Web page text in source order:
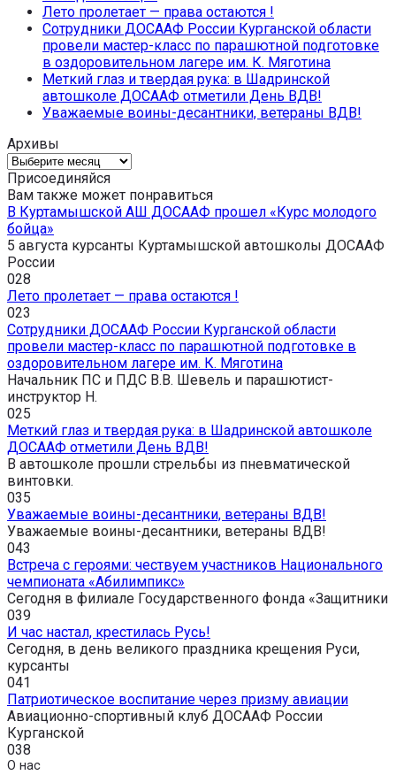
Лето пролетает — права остаются !
Сотрудники ДОСААФ России Курганской области
провели мастер-класс по парашютной подготовке
в оздоровительном лагере им. К. Мяготина
Меткий глаз и твердая рука: в Шадринской
автошколе ДОСААФ отметили День ВДВ!
Уважаемые воины-десантники, ветераны ВДВ!
Архивы
Архивы
Присоединяйся
Вам также может понравиться
В Куртамышской АШ ДОСААФ прошел «Курс молодого
бойца»
5 августа курсанты Куртамышской автошколы ДОСААФ
России
028
Лето пролетает — права остаются !
023
Сотрудники ДОСААФ России Курганской области
провели мастер-класс по парашютной подготовке в
оздоровительном лагере им. К. Мяготина
Начальник ПС и ПДС В.В. Шевель и парашютист-
инструктор Н.
025
Меткий глаз и твердая рука: в Шадринской автошколе
ДОСААФ отметили День ВДВ!
В автошколе прошли стрельбы из пневматической
винтовки.
035
Уважаемые воины-десантники, ветераны ВДВ!
Уважаемые воины-десантники, ветераны ВДВ!
043
Встреча с героями: чествуем участников Национального
чемпионата «Абилимпикс»
Сегодня в филиале Государственного фонда «Защитники
039
И час настал, крестилась Русь!
Сегодня, в день великого праздника крещения Руси,
курсанты
041
Патриотическое воспитание через призму авиации
Авиационно-спортивный клуб ДОСААФ России
Курганской
038
О нас